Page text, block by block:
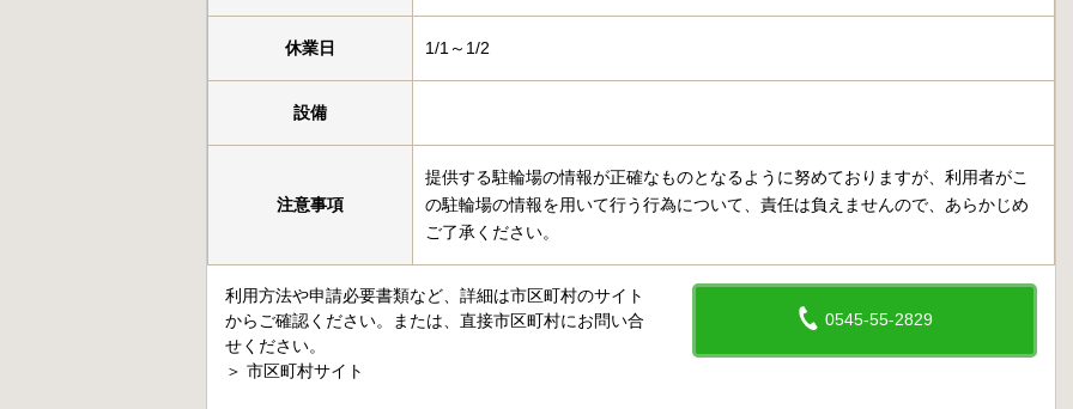
休業日 1/1～1/2
設備
注意事項
提供する駐輪場の情報が正確なものとなるように努めておりますが、利用者がこ
の駐輪場の情報を用いて行う行為について、責任は負えませんので、あらかじめ
ご了承ください。
0545-55-2829
利用方法や申請必要書類など、詳細は市区町村のサイト
からご確認ください。または、直接市区町村にお問い合
せください。
＞ 市区町村サイト